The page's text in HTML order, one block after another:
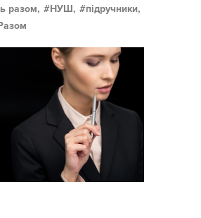
разом,
НУШ,
підручники,